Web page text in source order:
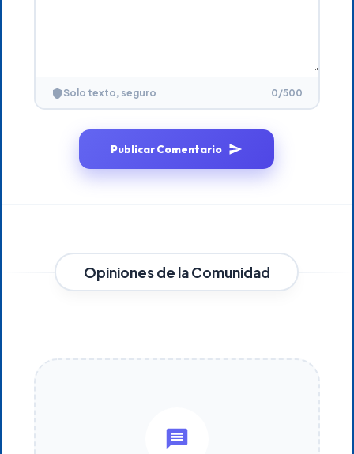
Solo texto, seguro 0/500
Publicar Comentario
Opiniones de la Comunidad